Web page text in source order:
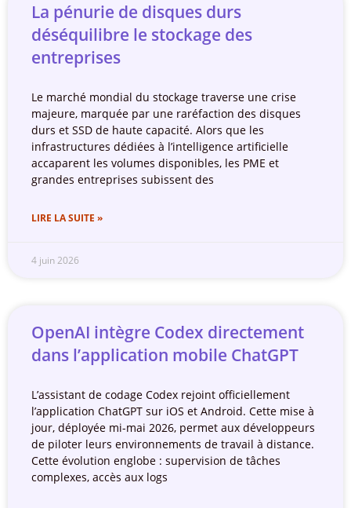
La pénurie de disques durs
déséquilibre le stockage des
entreprises
Le marché mondial du stockage traverse une crise
majeure, marquée par une raréfaction des disques
durs et SSD de haute capacité. Alors que les
infrastructures dédiées à l’intelligence artificielle
accaparent les volumes disponibles, les PME et
grandes entreprises subissent des
LIRE LA SUITE »
4 juin 2026
OpenAI intègre Codex directement
dans l’application mobile ChatGPT
L’assistant de codage Codex rejoint officiellement
l’application ChatGPT sur iOS et Android. Cette mise à
jour, déployée mi-mai 2026, permet aux développeurs
de piloter leurs environnements de travail à distance.
Cette évolution englobe : supervision de tâches
complexes, accès aux logs